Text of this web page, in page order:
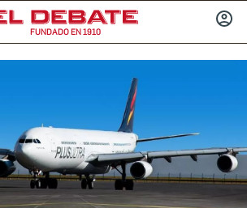
FUNDADO EN 1910